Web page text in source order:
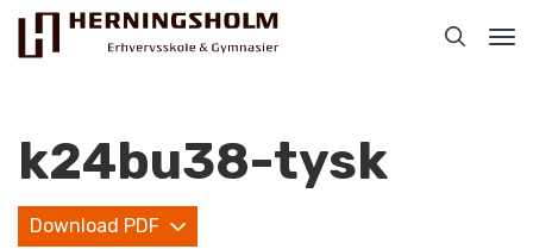
k24bu38-tysk
Download PDF